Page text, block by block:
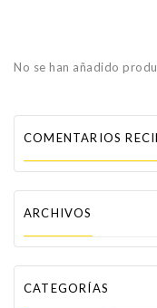
No se han añadido
COMENTARIOS
ARCHIVOS
CATEGORÍAS